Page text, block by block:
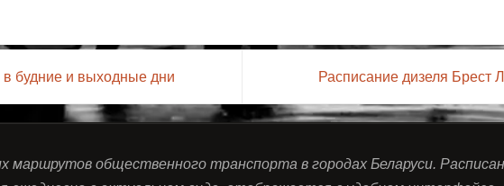
в будние и выходные дни Расписание дизеля Брест
маршрутов общественного транспорта в городах Беларуси.